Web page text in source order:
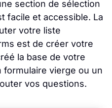
section de sélection
facile et accessible. La
votre liste
est de créer votre
la base de votre
formulaire vierge ou un
vos questions.